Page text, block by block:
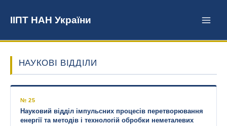
ІІПТ НАН України
НАУКОВІ ВІДДІЛИ
№ 25
Науковий відділ імпульсних процесів перетворювання
енергії та методів і технологій обробки неметалевих